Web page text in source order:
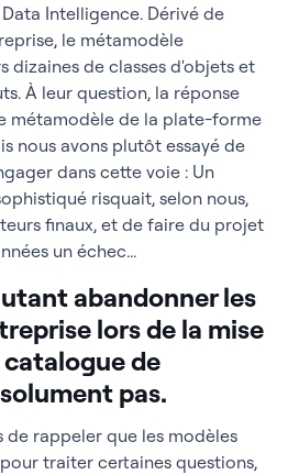
Intelligence. Dérivé de
le métamodèle
dizaines de classes d'objets et
À leur question, la réponse
métamodèle de la plate-forme
nous avons plutôt essayé de
dans cette voie : Un
risquait, selon nous,
finaux, et de faire du projet
un échec...
abandonner les
lors de la mise
de
pas.
rappeler que les modèles
traiter certaines questions,